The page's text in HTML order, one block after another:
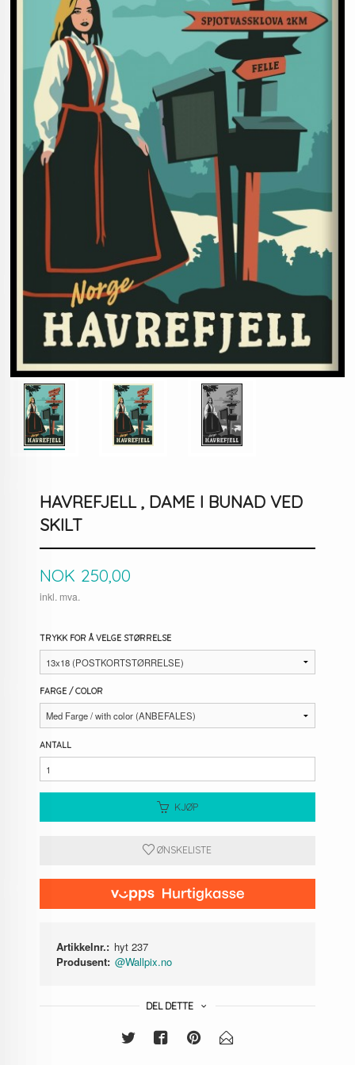
HAVREFJELL , DAME I BUNAD VED
SKILT
Pris
NOK 250,00
inkl. mva.
TRYKK FOR Å VELGE STØRRELSE
FARGE / COLOR
ANTALL
KJØP
ØNSKELISTE
Artikkelnr.: hyt 237
Produsent: @Wallpix.no
DEL DETTE